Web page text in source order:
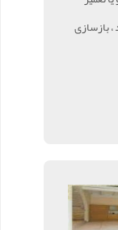
بازسازی